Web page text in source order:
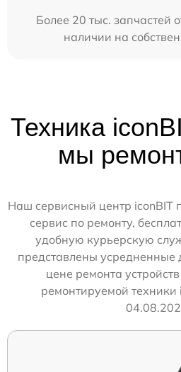
Более 20 тыс. запчастей
наличии на
Техника
мы
Наш сервисный центр iconBIT
сервис по ремонту,
удобную курьерскую
представлены усредненные
цене ремонта
ремонтируемой техники